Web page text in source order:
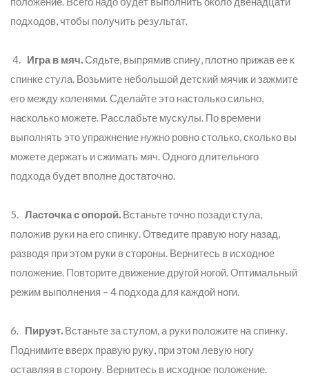
подходов, чтобы получить результат.
4. Игра в мяч.Сядьте, выпрямив спину, плотно прижав ее к
спинке стула. Возьмите небольшой детский мячик и зажмите
его между коленями. Сделайте это настолько сильно,
насколько можете. Расслабьте мускулы. По времени
выполнять это упражнение нужно ровно столько, сколько вы
можете держать и сжимать мяч. Одного длительного
подхода будет вполне достаточно.
5. Ласточка с опорой. Встаньте точно позади стула,
положив руки на его спинку. Отведите правую ногу назад,
разводя при этом руки в стороны. Вернитесь в исходное
положение. Повторите движение другой ногой. Оптимальный
режим выполнения – 4 подхода для каждой ноги.
6. Пируэт. Встаньте за стулом, а руки положите на спинку.
Поднимите вверх правую руку, при этом левую ногу
оставляя в сторону. Вернитесь в исходное положение.